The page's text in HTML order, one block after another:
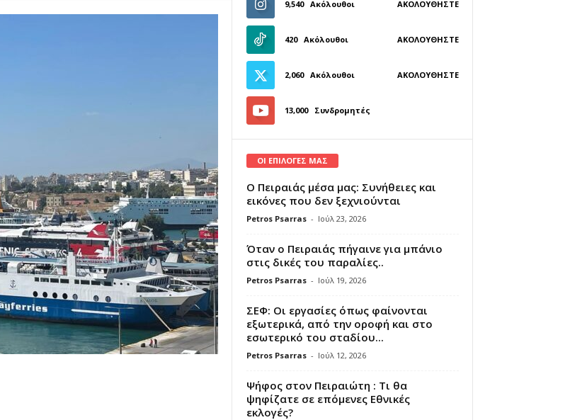
9,540 Ακόλουθοι ΑΚΟΛΟΥΘΉΣΤΕ
420 Ακόλουθοι ΑΚΟΛΟΥΘΉΣΤΕ
2,060 Ακόλουθοι ΑΚΟΛΟΥΘΉΣΤΕ
13,000 Συνδρομητές
ΓΊΝΕΤΕ ΣΥΝΔΡΟΜΗΤΉΣ
ΟΙ ΕΠΙΛΟΓΕΣ ΜΑΣ
Ο Πειραιάς μέσα μας: Συνήθειες και
εικόνες που δεν ξεχνιούνται
Petros Psarras - Ιούλ 23, 2026
Όταν ο Πειραιάς πήγαινε για μπάνιο
στις δικές του παραλίες..
Petros Psarras - Ιούλ 19, 2026
ΣΕΦ: Οι εργασίες όπως φαίνονται
εξωτερικά, από την οροφή και στο
εσωτερικό του σταδίου...
Petros Psarras - Ιούλ 12, 2026
Ψήφος στον Πειραιώτη : Τι θα
ψηφίζατε σε επόμενες Εθνικές
εκλογές?